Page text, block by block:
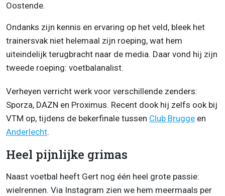
Oostende.
Ondanks zijn kennis en ervaring op het veld, bleek het
trainersvak niet helemaal zijn roeping, wat hem
uiteindelijk terugbracht naar de media. Daar vond hij zijn
tweede roeping: voetbalanalist.
Verheyen verricht werk voor verschillende zenders:
Sporza, DAZN en Proximus. Recent dook hij zelfs ook bij
VTM op, tijdens de bekerfinale tussen Club Brugge en
Anderlecht.
Heel pijnlijke grimas
Naast voetbal heeft Gert nog één heel grote passie:
wielrennen. Via Instagram zien we hem meermaals per